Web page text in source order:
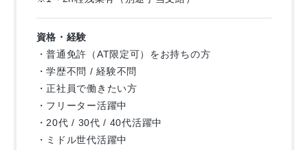
台車を使用するので負担が少ないです。
＊配送エリアまでは車で10分ほどです。
＊配送先はマンションが多く、運搬には台車を使用しますの
持ち運びはそこまで多くありません。
＊20代・30代・40代男性活躍中
資格・経験
・普通免許（AT限定可）をお持ちの方
・学歴不問 / 経験不問
・正社員で働きたい方
・フリーター活躍中
・20代 / 30代 / 40代活躍中
・ミドル世代活躍中